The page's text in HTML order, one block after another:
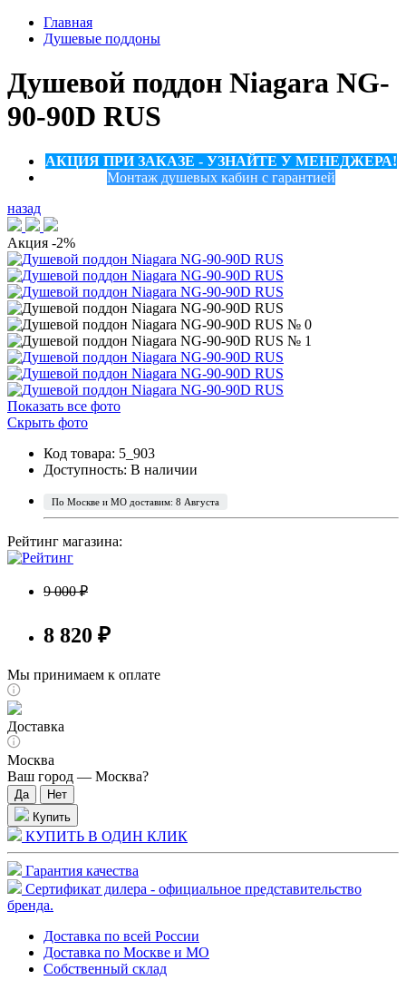
Главная
Душевые поддоны
Душевой поддон Niagara NG-
90-90D RUS
АКЦИЯ ПРИ ЗАКАЗЕ - УЗНАЙТЕ У МЕНЕДЖЕРА!
Монтаж душевых кабин с гарантией
назад
Акция -2%
Показать все фото
Скрыть фото
Код товара: 5_903
Доступность: В наличии
По Москве и МО доставим: 8 Августа
Рейтинг магазина:
9 000 ₽
8 820 ₽
Мы принимаем к оплате
Доставка
Москва
Ваш город — Москва?
Купить
КУПИТЬ В ОДИН КЛИК
Гарантия качества
Сертификат дилера - официальное представительство
бренда.
Доставка по всей России
Доставка по Москве и МО
Собственный склад